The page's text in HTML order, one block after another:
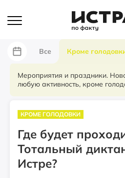
Все Кроме
Мероприятия и праздники.
любую активность, кроме
КРОМЕ ГОЛОДОВКИ
Где будет
Тотальный
Истре?